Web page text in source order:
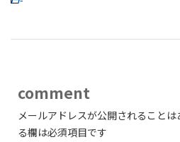
comment
メールアドレスが公開されることは
る欄は必須項目です